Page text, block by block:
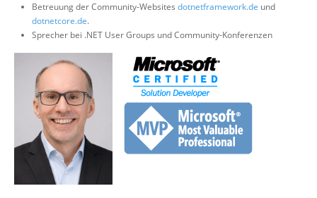
Betreuung der Community-Websites dotnetframework.de und
dotnetcore.de.
Sprecher bei .NET User Groups und Community-Konferenzen